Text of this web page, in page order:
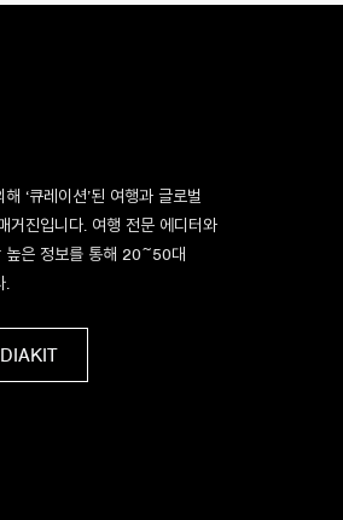
‘큐레이션’된 여행과 글로벌
거진입니다. 여행 전문 에디터와
높은 정보를 통해 20~50대
.